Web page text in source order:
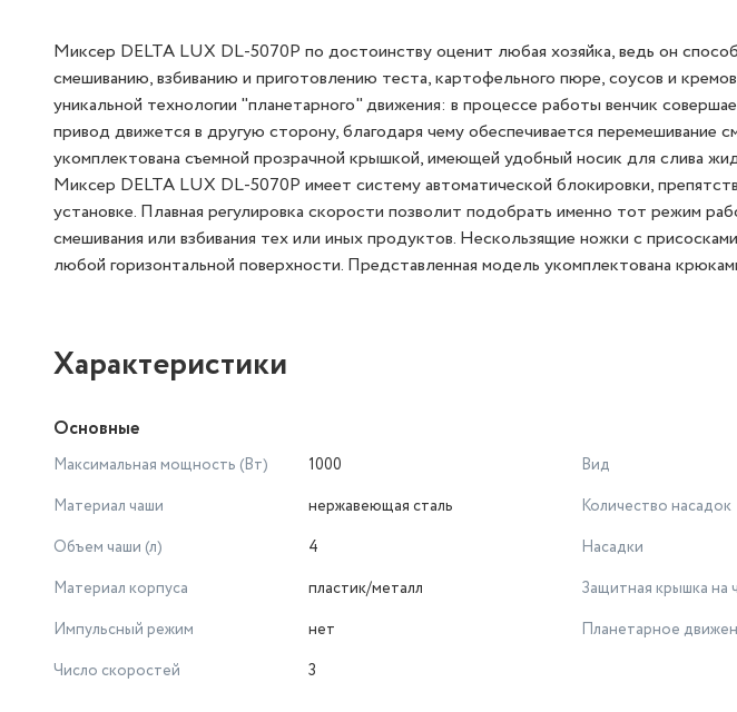
Миксер DELTA LUX DL-5070P по достоинству оценит любая хозяйка, ведь он
смешиванию, взбиванию и приготовлению теста, картофельного пюре, соусов и
уникальной технологии "планетарного" движения: в процессе работы венчик
привод движется в другую сторону, благодаря чему обеспечивается перемешивание
укомплектована съемной прозрачной крышкой, имеющей удобный носик для слива
Миксер DELTA LUX DL-5070P имеет систему автоматической блокировки,
установке. Плавная регулировка скорости позволит подобрать именно тот режим
смешивания или взбивания тех или иных продуктов. Нескользящие ножки с
любой горизонтальной поверхности. Представленная модель укомплектована
Характеристики
Основные
Максимальная мощность (Вт)
1000
Материал чаши
нержавеющая сталь
Объем чаши (л)
4
Материал корпуса
пластик/металл
Импульсный режим
нет
Число скоростей
3
Вид
Количество насадок
Насадки
Защитная крышка на
Планетарное